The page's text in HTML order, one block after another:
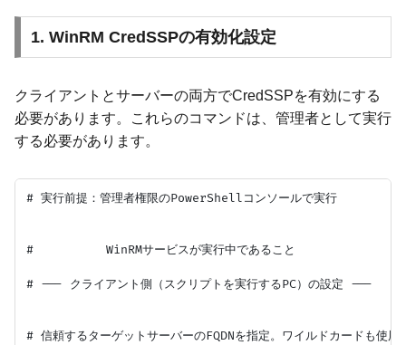
1. WinRM CredSSPの有効化設定
クライアントとサーバーの両方でCredSSPを有効にする
必要があります。これらのコマンドは、管理者として実行
する必要があります。
# 実行前提：管理者権限のPowerShellコンソールで実行
#          WinRMサービスが実行中であること
# --- クライアント側（スクリプトを実行するPC）の設定 ---
# 信頼するターゲットサーバーのFQDNを指定。ワイルドカードも使用